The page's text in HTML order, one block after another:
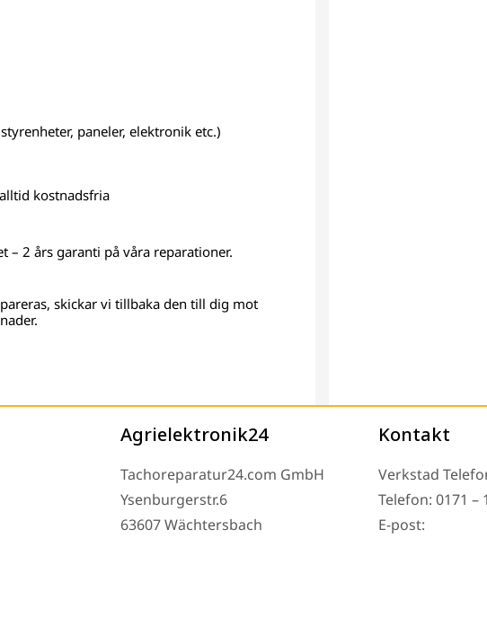
paneler, elektronik etc.)
kostnadsfria
2 års garanti på våra reparationer.
skickar vi tillbaka den till dig mot
Agrielektronik24
Tachoreparatur24.com GmbH
Ysenburgerstr.6
63607 Wächtersbach
Kontakt
Verkstad
Telefon: 0171 –
E-post: